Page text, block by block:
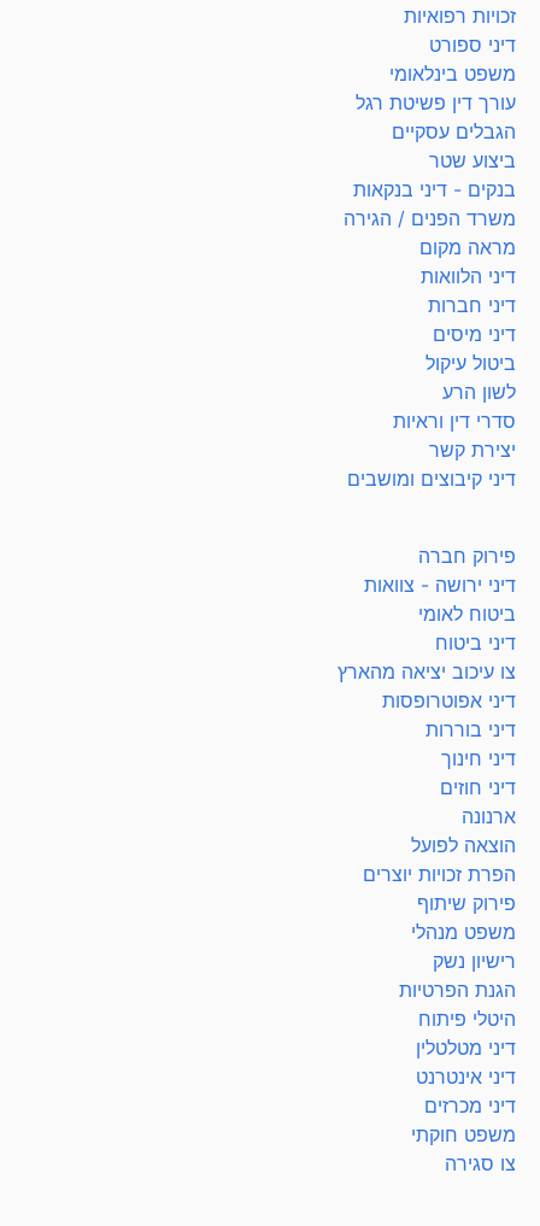
זכויות רפואיות
דיני ספורט
משפט בינלאומי
עורך דין פשיטת רגל
הגבלים עסקיים
ביצוע שטר
בנקים - דיני בנקאות
משרד הפנים / הגירה
מראה מקום
דיני הלוואות
דיני חברות
דיני מיסים
ביטול עיקול
לשון הרע
סדרי דין וראיות
יצירת קשר
דיני קיבוצים ומושבים
פירוק חברה
דיני ירושה - צוואות
ביטוח לאומי
דיני ביטוח
צו עיכוב יציאה מהארץ
דיני אפוטרופסות
דיני בוררות
דיני חינוך
דיני חוזים
ארנונה
הוצאה לפועל
הפרת זכויות יוצרים
פירוק שיתוף
משפט מנהלי
רישיון נשק
הגנת הפרטיות
היטלי פיתוח
דיני מטלטלין
דיני אינטרנט
דיני מכרזים
משפט חוקתי
צו סגירה